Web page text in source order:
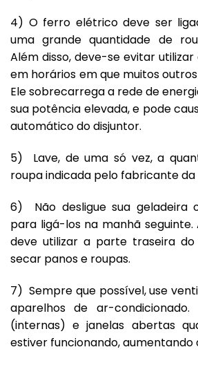
4) O ferro elétrico deve ser
uma grande quantidade de
Além disso, deve-se evitar
em horários em que muitos
Ele sobrecarrega a rede de
sua potência elevada, e pode
automático do disjuntor.
5) Lave, de uma só vez, a
roupa indicada pelo fabricante da
6) Não desligue sua geladeira
para ligá-los na manhã seguinte.
deve utilizar a parte traseira
secar panos e roupas.
7) Sempre que possível, use
aparelhos de ar-
(internas) e janelas abertas
estiver funcionando, aumentando